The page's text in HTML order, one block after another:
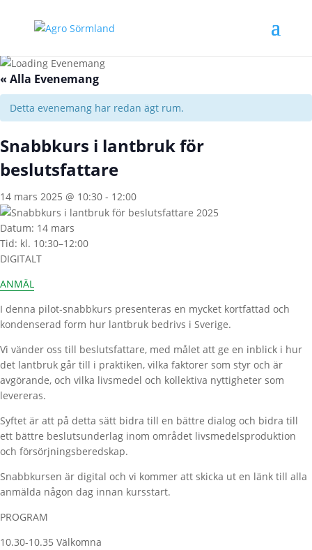
« Alla Evenemang
Detta evenemang har redan ägt rum.
Snabbkurs i lantbruk för
beslutsfattare
14 mars 2025 @ 10:30 - 12:00
Datum: 14 mars
Tid: kl. 10:30–12:00
DIGITALT
ANMÄL
I denna pilot-snabbkurs presenteras en mycket kortfattad och
kondenserad form hur lantbruk bedrivs i Sverige.
Vi vänder oss till beslutsfattare, med målet att ge en inblick i hur
det lantbruk går till i praktiken, vilka faktorer som styr och är
avgörande, och vilka livsmedel och kollektiva nyttigheter som
levereras.
Syftet är att på detta sätt bidra till en bättre dialog och bidra till
ett bättre beslutsunderlag inom området livsmedelsproduktion
och försörjningsberedskap.
Snabbkursen är digital och vi kommer att skicka ut en länk till alla
anmälda någon dag innan kursstart.
PROGRAM
10.30-10.35 Välkomna